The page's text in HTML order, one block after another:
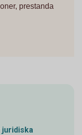
prestanda